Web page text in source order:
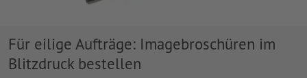
Für eilige Aufträge: Imagebroschüren im
Blitzdruck bestellen